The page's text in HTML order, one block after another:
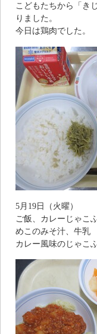
こどもたちから「き
りました。
今日は鶏肉でした。
5月19日（火曜）
ご飯、カレーじゃこ
めこのみそ汁、牛乳
カレー風味のじゃこ